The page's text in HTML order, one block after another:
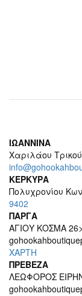
ΙΩΑΝΝΙΝΑ
Χαριλάου
ΚΕΡΚΥΡΑ
Πολυχρονίου
9402
ΠΑΡΓΑ
ΑΓΙΟΥ ΚΟΣΜΑ
ΧΑΡΤΗ
ΠΡΕΒΕΖΑ
ΛΕΩΦΟΡΟΣ